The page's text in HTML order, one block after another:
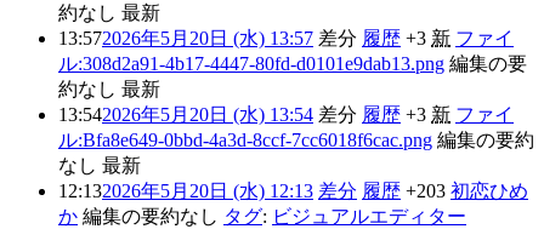
約なし 最新
13:572026年5月20日 (水) 13:57 差分 履歴 +3 新 ファイ
ル:308d2a91-4b17-4447-80fd-d0101e9dab13.png 編集の要
約なし 最新
13:542026年5月20日 (水) 13:54 差分 履歴 +3 新 ファイ
ル:Bfa8e649-0bbd-4a3d-8ccf-7cc6018f6cac.png 編集の要約
なし 最新
12:132026年5月20日 (水) 12:13 差分 履歴 +203 初恋ひめ
か 編集の要約なし タグ: ビジュアルエディター